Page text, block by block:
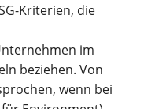
Kriterien, die
im
beziehen. Von
wenn bei